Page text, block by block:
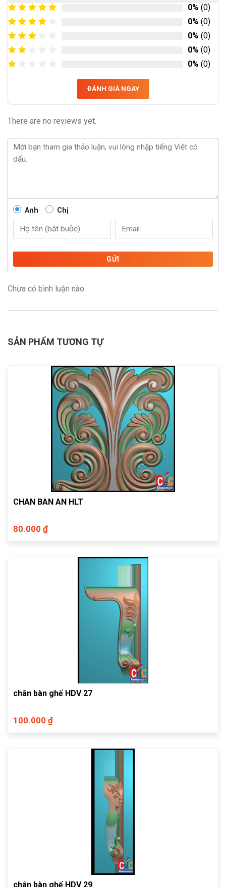
0% (0)
0% (0)
0% (0)
0% (0)
0% (0)
ĐÁNH GIÁ NGAY
There are no reviews yet.
Anh Chị
GỬI
Chưa có bình luận nào
SẢN PHẨM TƯƠNG TỰ
CHAN BAN AN HLT
80.000 ₫
chân bàn ghế HDV 27
100.000 ₫
chân bàn ghế HDV 29